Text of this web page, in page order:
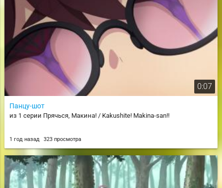
0:07
Панцу-шот
из 1 серии Прячься, Макина! / Kakushite! Makina-san!!
1 год назад 323 просмотра